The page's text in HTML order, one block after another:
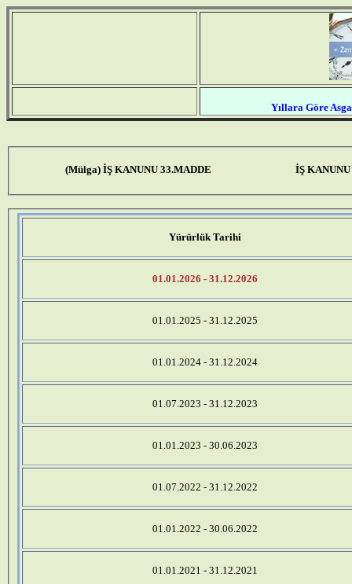
Yıllara Göre
(Mülga) İŞ KANUNU 33.MADDE İŞ
Yürürlük Tarihi
01.01.2026 - 31.12.2026
01.01.2025 - 31.12.2025
01.01.2024 - 31.12.2024
01.07.2023 - 31.12.2023
01.01.2023 - 30.06.2023
01.07.2022 - 31.12.2022
01.01.2022 - 30.06.2022
01.01.2021 - 31.12.2021